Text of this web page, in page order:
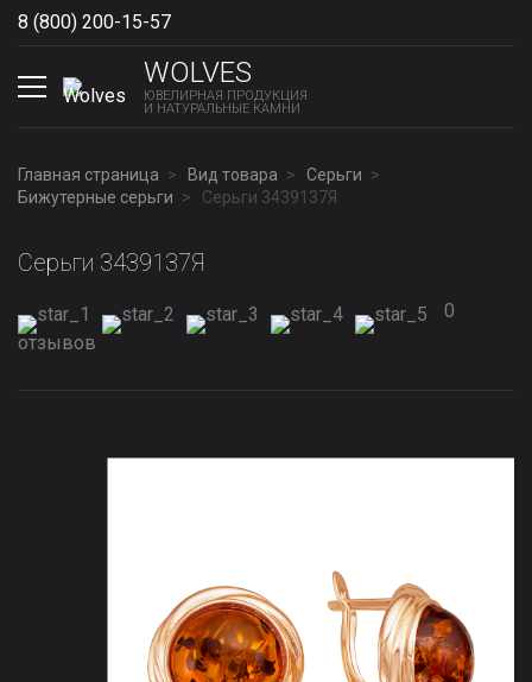
8 (800) 200-15-57
WOLVES
ЮВЕЛИРНАЯ ПРОДУКЦИЯ
И НАТУРАЛЬНЫЕ КАМНИ
Главная страница Вид товара
Серьги
Бижутерные серьги
Серьги 3439137Я
Серьги 3439137Я
0
отзывов